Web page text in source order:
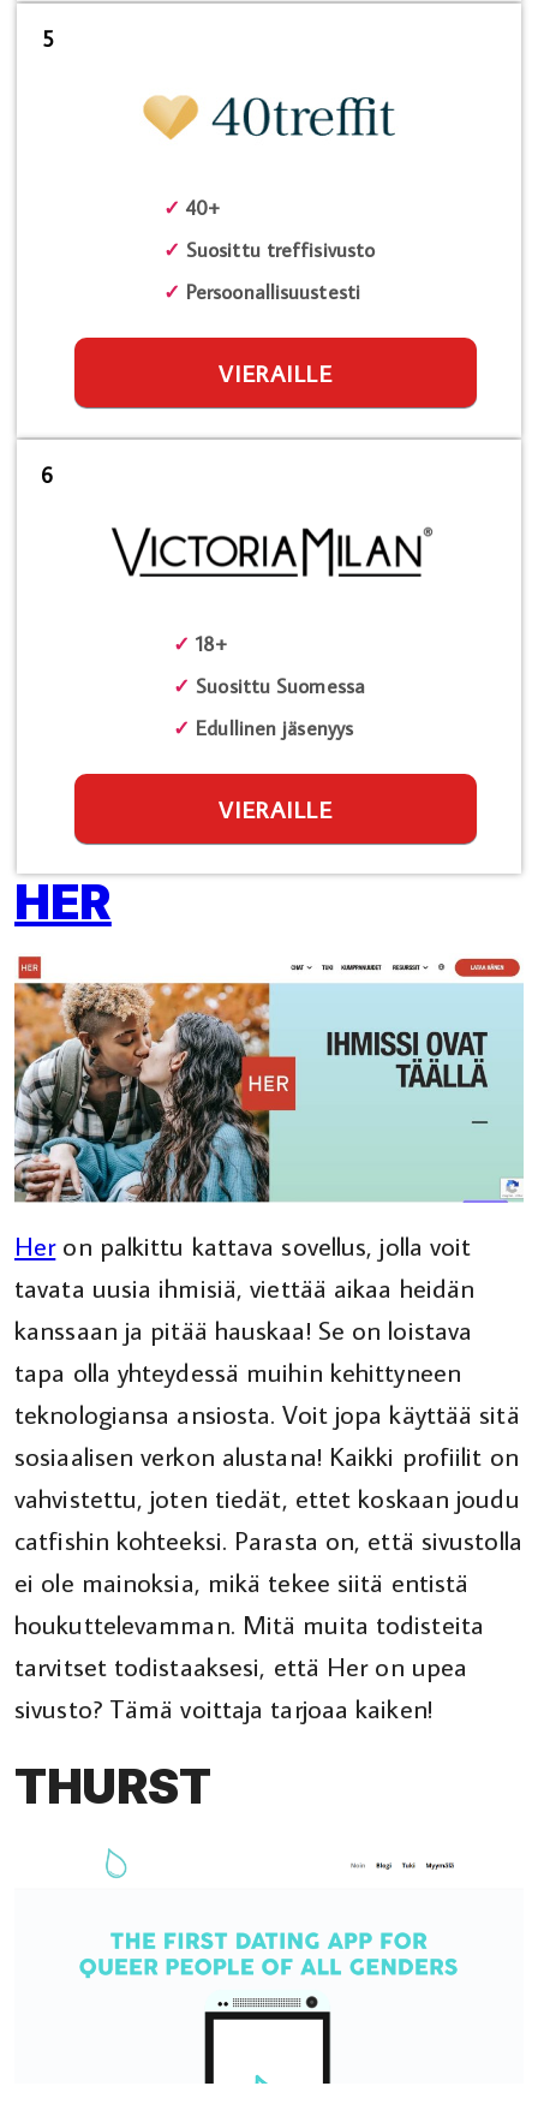
5
✓ 40+
✓ Suosittu treffisivusto
✓ Persoonallisuustesti
VIERAILLE
6
✓ 18+
✓ Suosittu Suomessa
✓ Edullinen jäsenyys
VIERAILLE
HER
Heron palkittu kattava sovellus, jolla voit
tavata uusia ihmisiä, viettää aikaa heidän
kanssaan ja pitää hauskaa! Se on loistava
tapa olla yhteydessä muihin kehittyneen
teknologiansa ansiosta. Voit jopa käyttää sitä
sosiaalisen verkon alustana! Kaikki profiilit on
vahvistettu, joten tiedät, ettet koskaan joudu
catfishin kohteeksi. Parasta on, että sivustolla
ei ole mainoksia, mikä tekee siitä entistä
houkuttelevamman. Mitä muita todisteita
tarvitset todistaaksesi, että Her on upea
sivusto? Tämä voittaja tarjoaa kaiken!
THURST